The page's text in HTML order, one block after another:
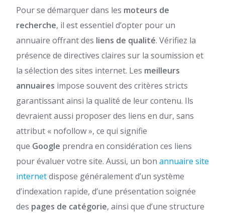
Pour se démarquer dans les moteurs de
recherche, il est essentiel d’opter pour un
annuaire offrant des liens de qualité. Vérifiez la
présence de directives claires sur la soumission et
la sélection des sites internet. Les meilleurs
annuaires impose souvent des critères stricts
garantissant ainsi la qualité de leur contenu. Ils
devraient aussi proposer des liens en dur, sans
attribut « nofollow », ce qui signifie
que Google prendra en considération ces liens
pour évaluer votre site. Aussi, un bon annuaire site
internetdispose généralement d’un système
d’indexation rapide, d’une présentation soignée
des pages de catégorie, ainsi que d’une structure